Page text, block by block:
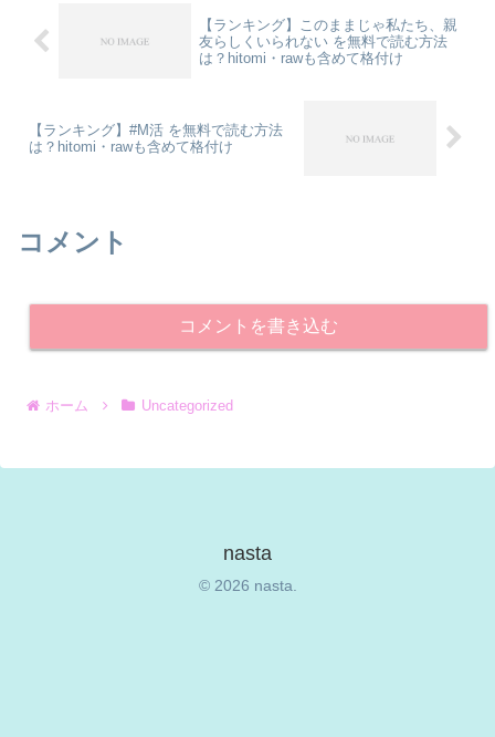
【ランキング】このままじゃ私たち、親
友らしくいられない を無料で読む方法
は？hitomi・rawも含めて格付け
【ランキング】#M活 を無料で読む方法
は？hitomi・rawも含めて格付け
コメント
コメントを書き込む
ホーム Uncategorized
nasta
© 2026 nasta.